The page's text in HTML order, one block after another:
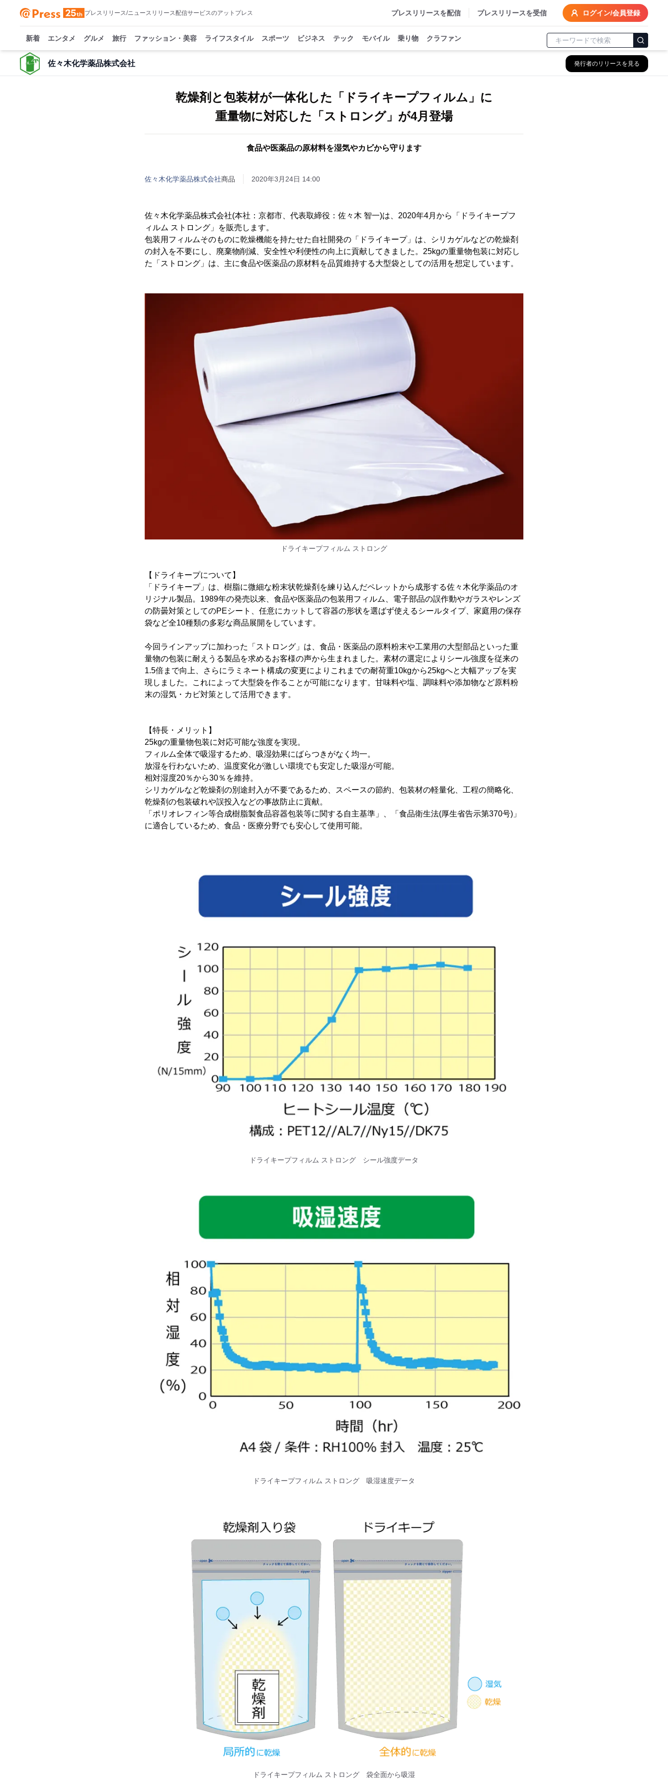
プレスリリース/ニュースリリース配信サービスのアットプレス プレスリリースを配信 プレスリリースを受信 ログイン/会員登録
新着 エンタメ グルメ 旅行 ファッション・美容 ライフスタイル スポーツ ビジネス テック モバイル 乗り物 クラファン
佐々木化学薬品株式会社 発行者のリリースを見る
乾燥剤と包装材が一体化した「ドライキープフィルム」に
重量物に対応した「ストロング」が4月登場
食品や医薬品の原材料を湿気やカビから守ります
佐々木化学薬品株式会社商品 2020年3月24日 14:00
佐々木化学薬品株式会社(本社：京都市、代表取締役：佐々木 智一)は、2020年4月から「ドライキープフ
ィルム ストロング」を販売します。
包装用フィルムそのものに乾燥機能を持たせた自社開発の「ドライキープ」は、シリカゲルなどの乾燥剤
の封入を不要にし、廃棄物削減、安全性や利便性の向上に貢献してきました。25kgの重量物包装に対応し
た「ストロング」は、主に食品や医薬品の原材料を品質維持する大型袋としての活用を想定しています。
ドライキープフィルム ストロング
【ドライキープについて】
「ドライキープ」は、樹脂に微細な粉末状乾燥剤を練り込んだペレットから成形する佐々木化学薬品のオ
リジナル製品。1989年の発売以来、食品や医薬品の包装用フィルム、電子部品の誤作動やガラスやレンズ
の防曇対策としてのPEシート、任意にカットして容器の形状を選ばず使えるシールタイプ、家庭用の保存
袋など全10種類の多彩な商品展開をしています。
今回ラインアップに加わった「ストロング」は、食品・医薬品の原料粉末や工業用の大型部品といった重
量物の包装に耐えうる製品を求めるお客様の声から生まれました。素材の選定によりシール強度を従来の
1.5倍まで向上、さらにラミネート構成の変更によりこれまでの耐荷重10kgから25kgへと大幅アップを実
現しました。これによって大型袋を作ることが可能になります。甘味料や塩、調味料や添加物など原料粉
末の湿気・カビ対策として活用できます。
【特長・メリット】
25kgの重量物包装に対応可能な強度を実現。
フィルム全体で吸湿するため、吸湿効果にばらつきがなく均一。
放湿を行わないため、温度変化が激しい環境でも安定した吸湿が可能。
相対湿度20％から30％を維持。
シリカゲルなど乾燥剤の別途封入が不要であるため、スペースの節約、包装材の軽量化、工程の簡略化、
乾燥剤の包装破れや誤投入などの事故防止に貢献。
「ポリオレフィン等合成樹脂製食品容器包装等に関する自主基準」、「食品衛生法(厚生省告示第370号)」
に適合しているため、食品・医療分野でも安心して使用可能。
ドライキープフィルム ストロング シール強度データ
ドライキープフィルム ストロング 吸湿速度データ
ドライキープフィルム ストロング 袋全面から吸湿